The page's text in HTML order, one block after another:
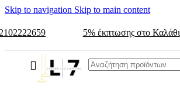
Skip to navigation Skip to main content
5% έκπτωσης στο Καλάθι